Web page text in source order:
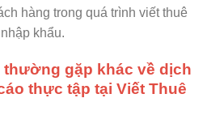
hàng trong quá trình viết thuê
khẩu.
thường gặp khác về dịch
thực tập tại Viết Thuê